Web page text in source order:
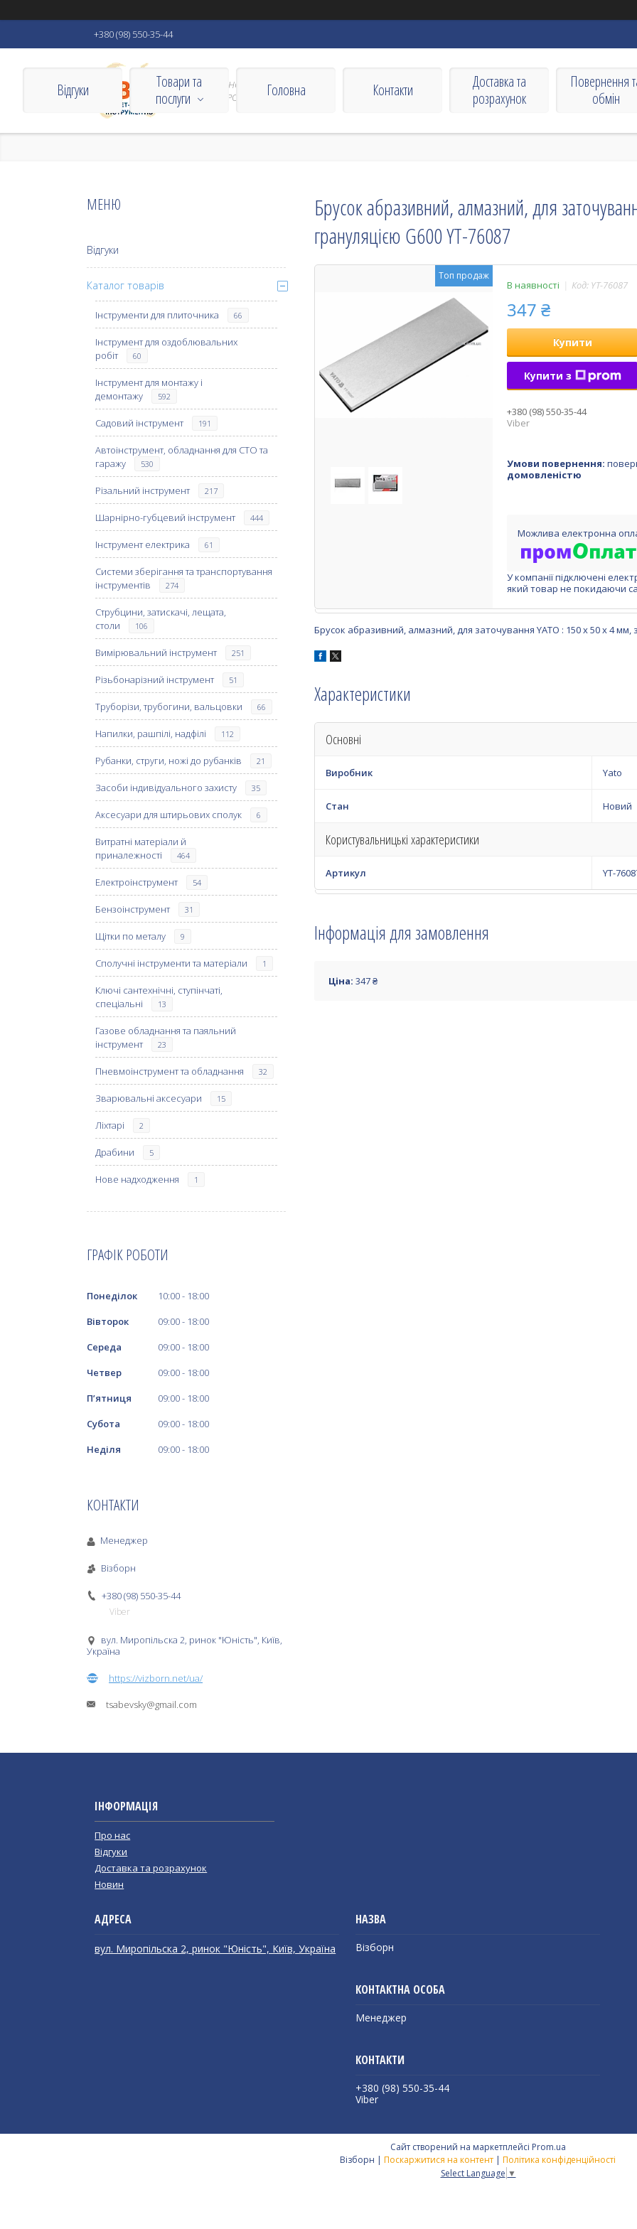
+380 (98) 550-35-44
VIZBORN ІНСТРУМЕНТИ ДЛЯ
ДОМУ ТА РОБОТИ
Відгуки
Товари та
послуги
Головна Контакти
Доставка та
розрахунок
Повернення
обмін
Брусок абразивний, алмазний, для
грануляцією G600 YT-76087
Топ продаж
В наявності Код: YT-76087
347 ₴
Купити
Купити з
+380 (98) 550-35-44
Viber
домовленістю
У компанії підключені
який товар не покидаючи
Брусок абразивний, алмазний, для заточування YATO : 150 х 50 х 4 мм,
Характеристики
Основні
Виробник Yato
Стан Новий
Користувальницькі характеристики
Артикул YT-
Інформація для замовлення
Ціна: 347 ₴
Відгуки
Каталог товарів
Інструменти для плиточника 66
Інструмент для оздоблювальних
робіт
60
Інструмент для монтажу і
демонтажу
592
Садовий інструмент 191
Автоінструмент, обладнання для СТО та
гаражу
530
Різальний інструмент 217
Шарнірно-губцевий інструмент 444
Інструмент електрика 61
Системи зберігання та транспортування
інструментів
274
Струбцини, затискачі, лещата,
столи
106
Вимірювальний інструмент 251
Різьбонарізний інструмент 51
Труборізи, трубогини, вальцовки 66
Напилки, рашпілі, надфілі 112
Рубанки, струги, ножі до рубанків 21
Засоби індивідуального захисту 35
Аксесуари для штирьових сполук 6
Витратні матеріали й
приналежності
464
Електроінструмент 54
Бензоінструмент 31
Щітки по металу 9
Сполучні інструменти та матеріали 1
Ключі сантехнічні, ступінчаті,
спеціальні
13
Газове обладнання та паяльний
інструмент
23
Пневмоінструмент та обладнання 32
Зварювальні аксесуари 15
Ліхтарі 2
Драбини 5
Нове надходження 1
ГРАФІК РОБОТИ
Понеділок 10:00
18:00
Вівторок
09:00
18:00
Середа
09:00
18:00
Четвер
09:00
18:00
Пʼятниця
09:00
18:00
Субота
09:00
18:00
Неділя
09:00 18:00
КОНТАКТИ
Менеджер
Візборн
+380 (98) 550-35-44
Viber
вул. Миропільска 2, ринок "Юність", Київ,
Україна
https://vizborn.net/ua/
tsabevsky@gmail.com
ІНФОРМАЦІЯ
Про нас
Відгуки
Доставка та розрахунок
Новин
вул. Миропільска 2, ринок "Юність", Київ, Україна Візборн
Менеджер
+380 (98) 550-35-44
Viber
Сайт створений на маркетплейсі Prom.ua
Візборн | Поскаржитися на контент | Політика конфіденційності
Select Language ▼